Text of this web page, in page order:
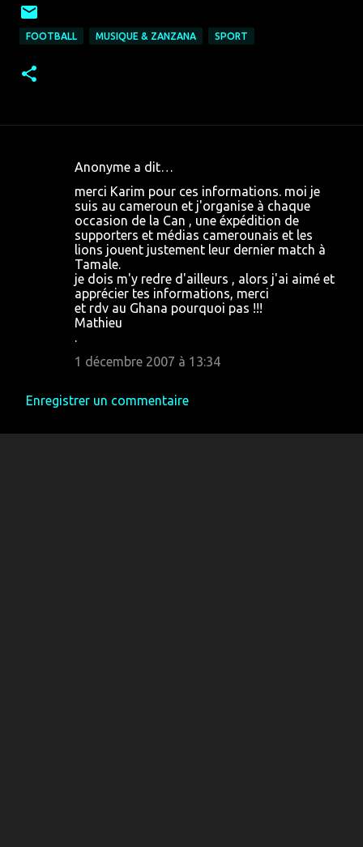
FOOTBALL MUSIQUE & ZANZANA SPORT
e
Anonyme a dit…
merci Karim pour ces informations. moi je
suis au cameroun et j'organise à chaque
occasion de la Can , une éxpédition de
supporters et médias camerounais et les
lions jouent justement leur dernier match à
Tamale.
je dois m'y redre d'ailleurs , alors j'ai aimé et
apprécier tes informations, merci
et rdv au Ghana pourquoi pas !!!
Mathieu
.
1 décembre 2007 à 13:34
Enregistrer un commentaire